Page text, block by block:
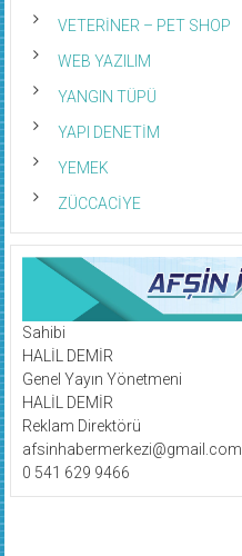
VETERİNER – PET SHOP
WEB YAZILIM
YANGIN TÜPÜ
YAPI DENETİM
YEMEK
ZÜCCACİYE
Sahibi
HALİL DEMİR
Genel Yayın Yönetmeni
HALİL DEMİR
Reklam Direktörü
afsinhabermerkezi@gmail.com
0 541 629 9466